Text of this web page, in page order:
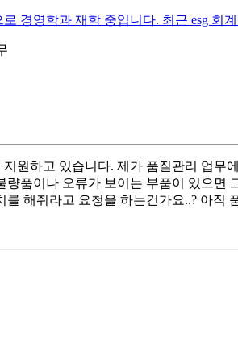
경영학과 재학 중입니다. 최근 esg 회
원하고 있습니다. 제가 품질관리 업
량품이나 오류가 보이는 부품이 있으면
를 해줘라고 요청을 하는건가요..? 아